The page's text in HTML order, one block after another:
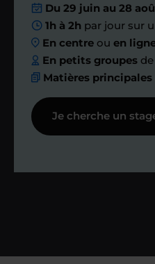
Nous
ensemble
échanges
Afin de suivre le
Du 29 juin au 28
1h à 2h par jour sur
En centre ouen
En petits groupes
Matières principales
Je cherche un